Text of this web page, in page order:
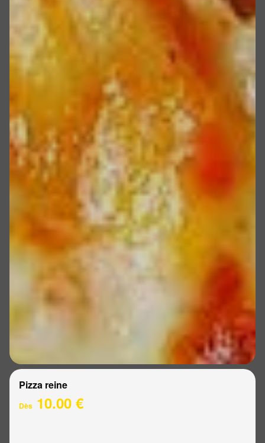
Pizza reine
Dès 10.00 €